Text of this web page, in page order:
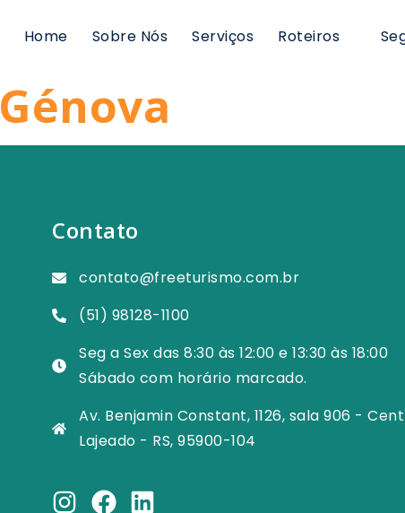
Home Sobre Nós Serviços Roteiros
Génova
Contato
contato@freeturismo.com.br
(51) 98128-1100
Seg a Sex das 8:30 às 12:00 e 13:30 às 18:00
Sábado com horário marcado.
Av. Benjamin Constant, 1126, sala 906 -
Lajeado - RS, 95900-104